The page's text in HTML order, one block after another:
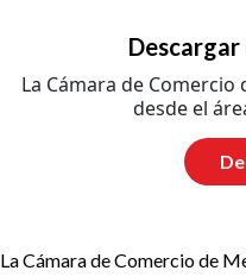
La Cámara de
desde el
La Cámara de Comercio de